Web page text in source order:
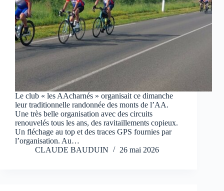
Le club « les AAcharnés » organisait ce dimanche
leur traditionnelle randonnée des monts de l’AA.
Une très belle organisation avec des circuits
renouvelés tous les ans, des ravitaillements copieux.
Un fléchage au top et des traces GPS fournies par
l’organisation. Au…
CLAUDE BAUDUIN
26 mai 2026